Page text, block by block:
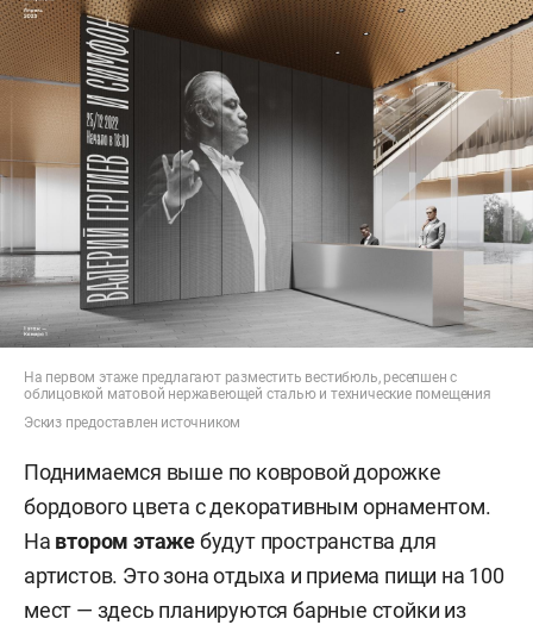
На первом этаже предлагают разместить вестибюль, ресепшен с
облицовкой матовой нержавеющей сталью и технические помещения
Эскиз предоставлен источником
Поднимаемся выше по ковровой дорожке
бордового цвета с декоративным орнаментом.
На втором этажебудут пространства для
артистов. Это зона отдыха и приема пищи на 100
мест — здесь планируются барные стойки из